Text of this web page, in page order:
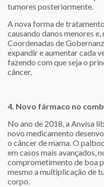
tumores posteriormente.
A nova forma de
causando danos menores
Coordenadas de
expandir e aumentar cada
fazendo com que seja o
câncer.
4. Novo fármaco no
No ano de 2018, a Anvisa
novo medicamento
o câncer de mama. O
em casos mais avançados,
comprometimento de boa
mesmo a multiplicação de
corpo.